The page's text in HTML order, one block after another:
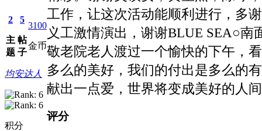
2
主
题
5
帖
子
3100
金币
均安达人
积分
工作，让这次活动能顺利进行，多
义工激情演出，谢谢BLUE SEA○
敬老院老人渡过一个愉快的下午，
多么的美好，我们的付出是多么的
献出一点爱，世界将变成美好的人
评分